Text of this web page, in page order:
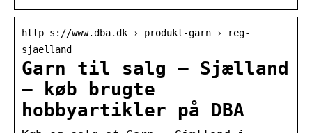
http s://www.dba.dk › produkt-garn › reg-
sjaelland
Garn til salg – Sjælland
– køb brugte
hobbyartikler på DBA